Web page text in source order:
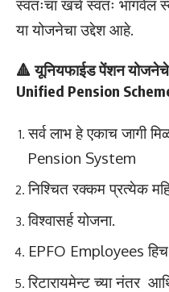
स्वतःचा खर्च स्वतः भागवेल
या योजनेचा उद्देश आहे.
🔺 यूनियफाईड पेंशन योजनेचे
Unified Pension
सर्व लाभ हे एकाच जागी
Pension System
निश्चित रक्कम प्रत्येक
विश्वासर्ह योजना.
EPFO Employees हिच
रिटारायमेन्ट च्या नंतर